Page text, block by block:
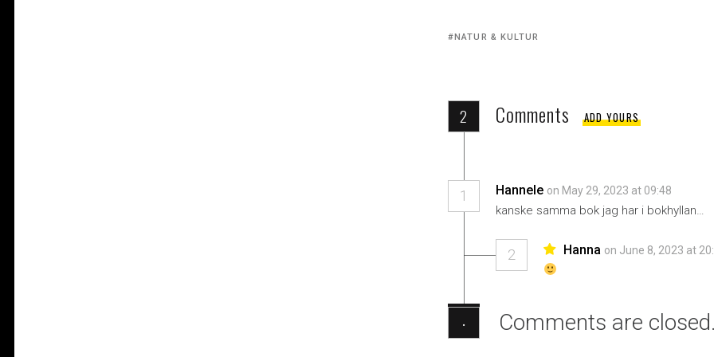
Tagged
NATUR & KULTUR
2 Comments ADD YOURS
1 Hannele on May 29, 2023 at 09:48
kanske samma bok jag har i bokhyllan…
2 Hanna on June 8, 2023 at
· Comments are closed.